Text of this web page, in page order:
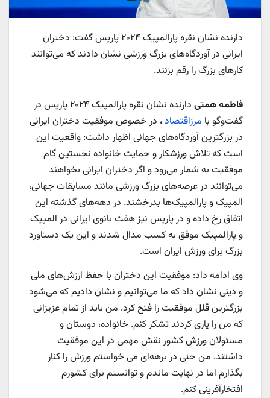
دارنده نشان نقره پارالمپیک ۲۰۲۴ پاریس گفت: دختران
ایرانی در آوردگاه‌های بزرگ ورزشی نشان دادند که می‌توانند
کارهای بزرگ را رقم بزنند.
فاطمه همتی
دارنده نشان نقره پارالمپیک ۲۰۲۴ پاریس در
گفت‌وگو با مرزاقتصاد، در خصوص موفقیت دختران ایرانی
در بزرگترین آوردگاه‌های جهانی اظهار داشت: واقعیت این
است که تلاش ورزشکار و حمایت خانواده نخستین گام
موفقیت به شمار می‌رود و اگر دختران ایرانی بخواهند
می‌توانند در عرصه‌های بزرگ ورزشی مانند مسابقات جهانی،
المپیک و پارالمپیک‌ها بدرخشند. در دهه‌های گذشته این
اتفاق رخ داده و در پاریس نیز هفت بانوی ایرانی در المپیک
و پارالمپیک موفق به کسب مدال شدند و این یک دستاورد
بزرگ برای ورزش ایران است.
وی ادامه داد: موفقیت این دختران با حفظ ارزش‌های ملی
و دینی نشان داد که ما می‌توانیم و نشان دادیم که می‌شود
بزرگترین قلل موفقیت را فتح کرد. من باید از تمام عزیزانی
که من را یاری کردند تشکر کنم. خانواده، دوستان و
مسئولان ورزش کشور نقش مهمی در این موفقیت
داشتند. من حتی در برهه‌ای می خواستم ورزش را کنار
بگذارم اما در نهایت ماندم و توانستم برای کشورم
افتخارآفرینی کنم.